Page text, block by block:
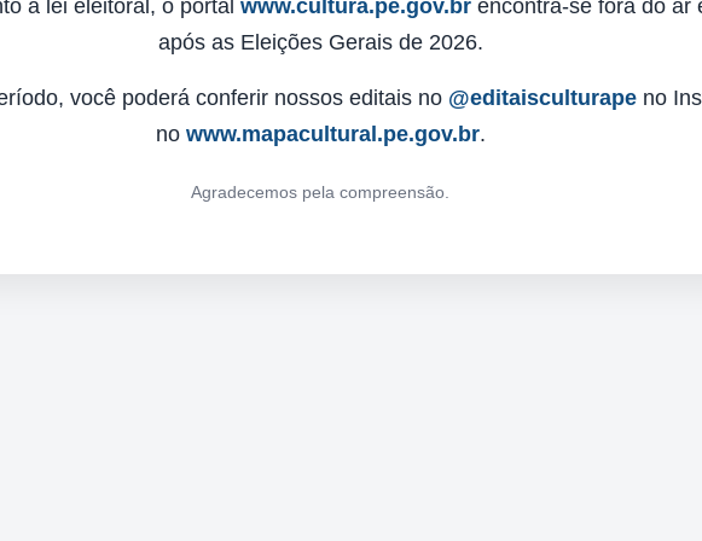
à lei eleitoral, o portal www.cultura.pe.gov.brencontra-se fora do ar
após as Eleições Gerais de 2026.
você poderá conferir nossos editais no @editaisculturapeno
no www.mapacultural.pe.gov.br.
Agradecemos pela compreensão.